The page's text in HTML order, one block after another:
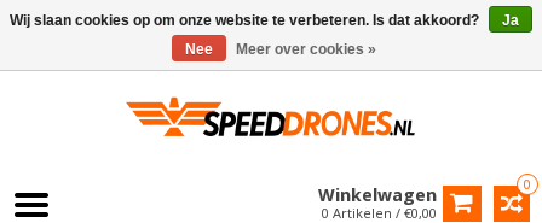
0
Winkelwagen
0 Artikelen / €0,00
Wij slaan cookies op om onze website te verbeteren. Is dat akkoord?
Ja
Nee
Meer over cookies »